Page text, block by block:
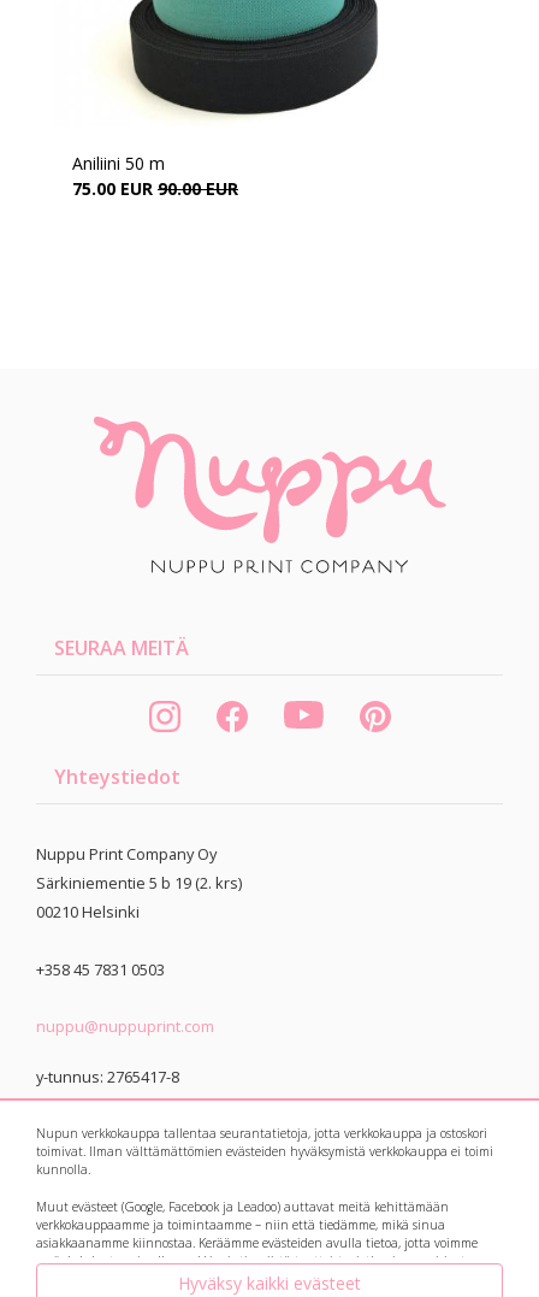
Aniliini 50 m
75.00 EUR 90.00 EUR
SEURAA MEITÄ
Yhteystiedot
Nuppu Print Company Oy
Särkiniementie 5 b 19 (2. krs)
00210Helsinki
+358 45 7831 0503
nuppu@nuppuprint.com
y-tunnus: 2765417-8
© 2021 Nuppu Print
Company
Tietosuojaseloste
Nupun verkkokauppa tallentaa seurantatietoja, jotta verkkokauppa ja ostoskori
toimivat. Ilman välttämättömien evästeiden hyväksymistä verkkokauppa ei toimi
kunnolla.
Muut evästeet (Google, Facebook ja Leadoo) auttavat meitä kehittämään
verkkokauppaamme ja toimintaamme – niin että tiedämme, mikä sinua
asiakkaanamme kiinnostaa. Keräämme evästeiden avulla tietoa, jotta voimme
myös kohdentaa sinulle markkinointia niistä tuotteista, jotka sinua voisivat
kiinnostaa. Botit eli avautuvat keskusteluikkunat ja suosittelukoneet keräävät
Hyväksy kaikki evästeet